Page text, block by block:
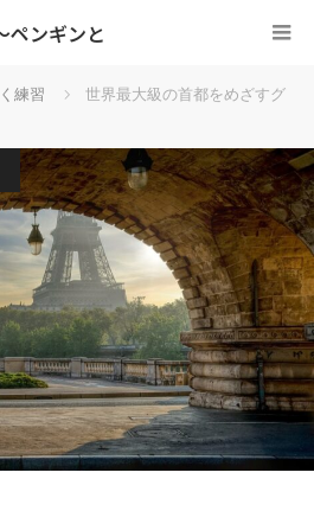
ペンギンと
練習
世界最大級の首都をめざすグ